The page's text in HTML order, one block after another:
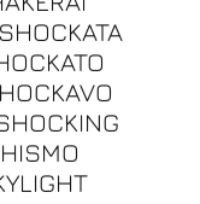
SHOCKATA